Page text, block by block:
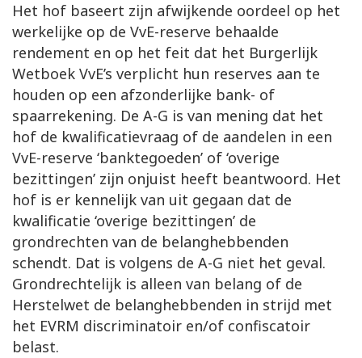
Het hof baseert zijn afwijkende oordeel op het
werkelijke op de VvE-reserve behaalde
rendement en op het feit dat het Burgerlijk
Wetboek VvE’s verplicht hun reserves aan te
houden op een afzonderlijke bank- of
spaarrekening. De A-G is van mening dat het
hof de kwalificatievraag of de aandelen in een
VvE-reserve ‘banktegoeden’ of ‘overige
bezittingen’ zijn onjuist heeft beantwoord. Het
hof is er kennelijk van uit gegaan dat de
kwalificatie ‘overige bezittingen’ de
grondrechten van de belanghebbenden
schendt. Dat is volgens de A-G niet het geval.
Grondrechtelijk is alleen van belang of de
Herstelwet de belanghebbenden in strijd met
het EVRM discriminatoir en/of confiscatoir
belast.